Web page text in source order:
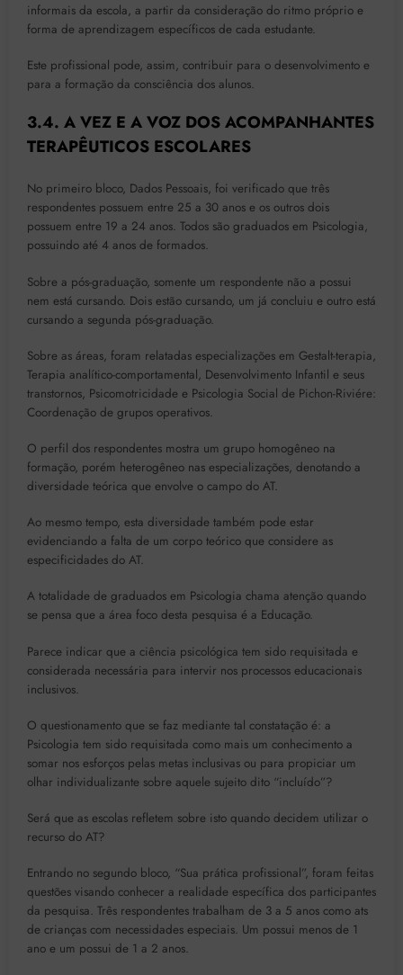
informais da escola, a partir da consideração do ritmo próprio e
forma de aprendizagem específicos de cada estudante.
Este profissional pode, assim, contribuir para o desenvolvimento e
para a formação da consciência dos alunos.
3.4. A VEZ E A VOZ DOS ACOMPANHANTES
TERAPÊUTICOS ESCOLARES
No primeiro bloco, Dados Pessoais, foi verificado que três
respondentes possuem entre 25 a 30 anos e os outros dois
possuem entre 19 a 24 anos. Todos são graduados em Psicologia,
possuindo até 4 anos de formados.
Sobre a pós-graduação, somente um respondente não a possui
nem está cursando. Dois estão cursando, um já concluiu e outro está
cursando a segunda pós-graduação.
Sobre as áreas, foram relatadas especializações em Gestalt-terapia,
Terapia analítico-comportamental, Desenvolvimento Infantil e seus
transtornos, Psicomotricidade e Psicologia Social de Pichon-Riviére:
Coordenação de grupos operativos.
O perfil dos respondentes mostra um grupo homogêneo na
formação, porém heterogêneo nas especializações, denotando a
diversidade teórica que envolve o campo do AT.
Ao mesmo tempo, esta diversidade também pode estar
evidenciando a falta de um corpo teórico que considere as
especificidades do AT.
A totalidade de graduados em Psicologia chama atenção quando
se pensa que a área foco desta pesquisa é a Educação.
Parece indicar que a ciência psicológica tem sido requisitada e
considerada necessária para intervir nos processos educacionais
inclusivos.
O questionamento que se faz mediante tal constatação é: a
Psicologia tem sido requisitada como mais um conhecimento a
somar nos esforços pelas metas inclusivas ou para propiciar um
olhar individualizante sobre aquele sujeito dito “incluído”?
Será que as escolas refletem sobre isto quando decidem utilizar o
recurso do AT?
Entrando no segundo bloco, “Sua prática profissional”, foram feitas
questões visando conhecer a realidade específica dos participantes
da pesquisa. Três respondentes trabalham de 3 a 5 anos como ats
de crianças com necessidades especiais. Um possui menos de 1
ano e um possui de 1 a 2 anos.